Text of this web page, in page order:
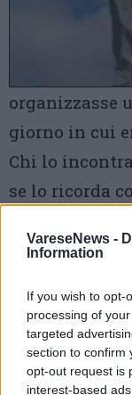
VareseNews -
Information
If you wish to opt-
processing of
targeted
section to confirm
opt-out request is
interest-based
organizzasse
giorno in cui
Chi lo
se lo ricorda
album da
sua vita di
Americacon il
monumento
Barre,